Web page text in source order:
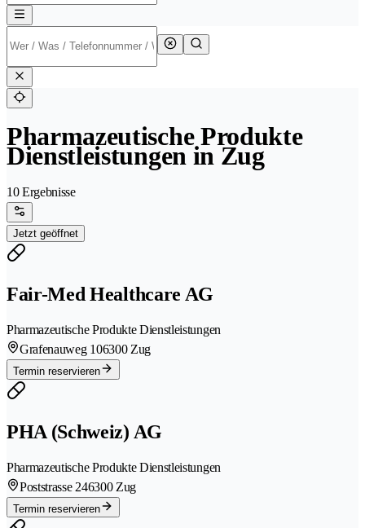
Pharmazeutische Produkte
Dienstleistungen in Zug
10 Ergebnisse
Jetzt geöffnet
Fair-Med Healthcare AG
Pharmazeutische Produkte Dienstleistungen
Grafenauweg 106300 Zug
Termin reservieren
PHA (Schweiz) AG
Pharmazeutische Produkte Dienstleistungen
Poststrasse 246300 Zug
Termin reservieren